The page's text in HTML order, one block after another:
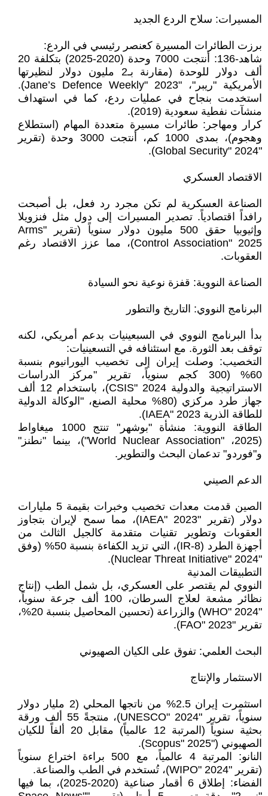
المسيرات: سلاح الردع الجديد
برزت الطائرات المسيرة كعنصر رئيسي في الردع:
شاهد-136: أنتجت 7000 وحدة (2020-2025) بتكلفة 20
ألف دولار للوحدة (مقارنة بـ2 مليون دولار لنظيرتها
الأمريكية "ريبر"، "Jane’s Defence Weekly" 2023).
استخدمت بنجاح في عمليات ردع، كما في استهداف
منشآت نفطية سعودية (2019).
كرار ومهاجر: طائرات مسيرة متعددة المهام (استطلاع
وهجوم)، بمدى 1000 كم، أنتجت 3000 وحدة (تقرير
"Global Security" 2024).
الاقتصاد العسكري
الصناعة العسكرية لم تكن مجرد رد فعل، بل أصبحت
رافداً اقتصادياً. تصدير المسيرات إلى دول مثل فنزويلا
وإثيوبيا حقق 500 مليون دولار سنوياً (تقرير "Arms
Control Association" 2025)، مما عزز الاقتصاد رغم
العقوبات.
الصناعة النووية: قفزة نوعية نحو السيادة
البرنامج النووي: التاريخ والتطور
بدأ البرنامج النووي في السبعينيات بدعم أمريكي، لكنه
توقف بعد الثورة. مع استئنافه في التسعينيات:
التخصيب: وصلت إيران إلى تخصيب اليورانيوم بنسبة
60% (300 كجم سنوياً، تقرير "مركز الدراسات
الاستراتيجية والدولية CSIS" 2024)، باستخدام 12 ألف
جهاز طرد مركزي (80% محلية الصنع، "الوكالة الدولية
للطاقة الذرية IAEA" 2023).
الطاقة النووية: منشأة "بوشهر" تنتج 1000 ميغاواط
(2025، "World Nuclear Association")، بينما "نطنز"
و"فوردو" تدعمان البحث والتطوير.
الدعم الصيني
الصين قدمت معدات تخصيب وخبرات بقيمة 5 مليارات
دولار (تقرير "IAEA" 2023)، مما سمح لإيران بتجاوز
العقوبات وتطوير تقنيات متقدمة كالجيل الثالث من
أجهزة الطرد (IR-8)، التي تزيد الكفاءة بنسبة 50% (وفق
"Nuclear Threat Initiative" 2024).
التطبيقات المدنية
النووي لم يقتصر على العسكري، بل شمل الطب (إنتاج
نظائر مشعة لعلاج السرطان، 100 ألف جرعة سنوياً،
"WHO" 2024) والزراعة (تحسين المحاصيل بنسبة 20%،
تقرير "FAO" 2023).
البحث العلمي: تفوق على الكيان الصهيوني
الاستثمار والإنتاج
استثمرت إيران 2.5% من ناتجها المحلي (2 مليار دولار
سنوياً، تقرير "UNESCO" 2024)، منتجةً 55 ألف ورقة
بحثية سنوياً (المرتبة 12 عالمياً) مقابل 20 ألفاً للكيان
الصهيوني ("Scopus" 2025).
النانو: المرتبة 4 عالمياً، مع 500 براءة اختراع سنوياً
(تقرير "WIPO" 2024)، تُستخدم في الطب والصناعة.
الفضاء: إطلاق 6 أقمار صناعية (2020-2025)، بما فيها